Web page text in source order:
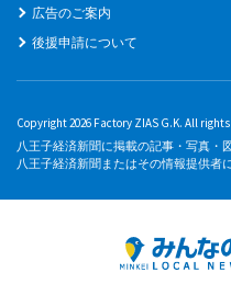
広告のご案内
後援申請について
Copyright 2026 Factory ZIAS G.K. All
八王子経済新聞に掲載の記事・写真・
八王子経済新聞またはその情報提供者